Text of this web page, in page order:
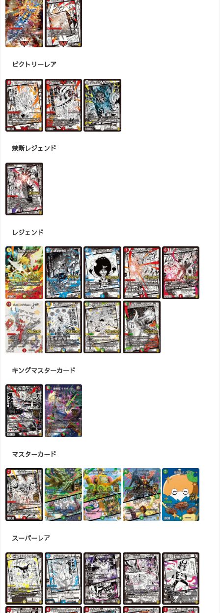
ビクトリーレア
禁断レジェンド
レジェンド
キングマスターカード
マスターカード
スーパーレア